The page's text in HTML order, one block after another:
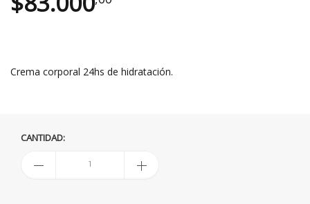
Crema corporal 24hs de hidratación.
CANTIDAD: